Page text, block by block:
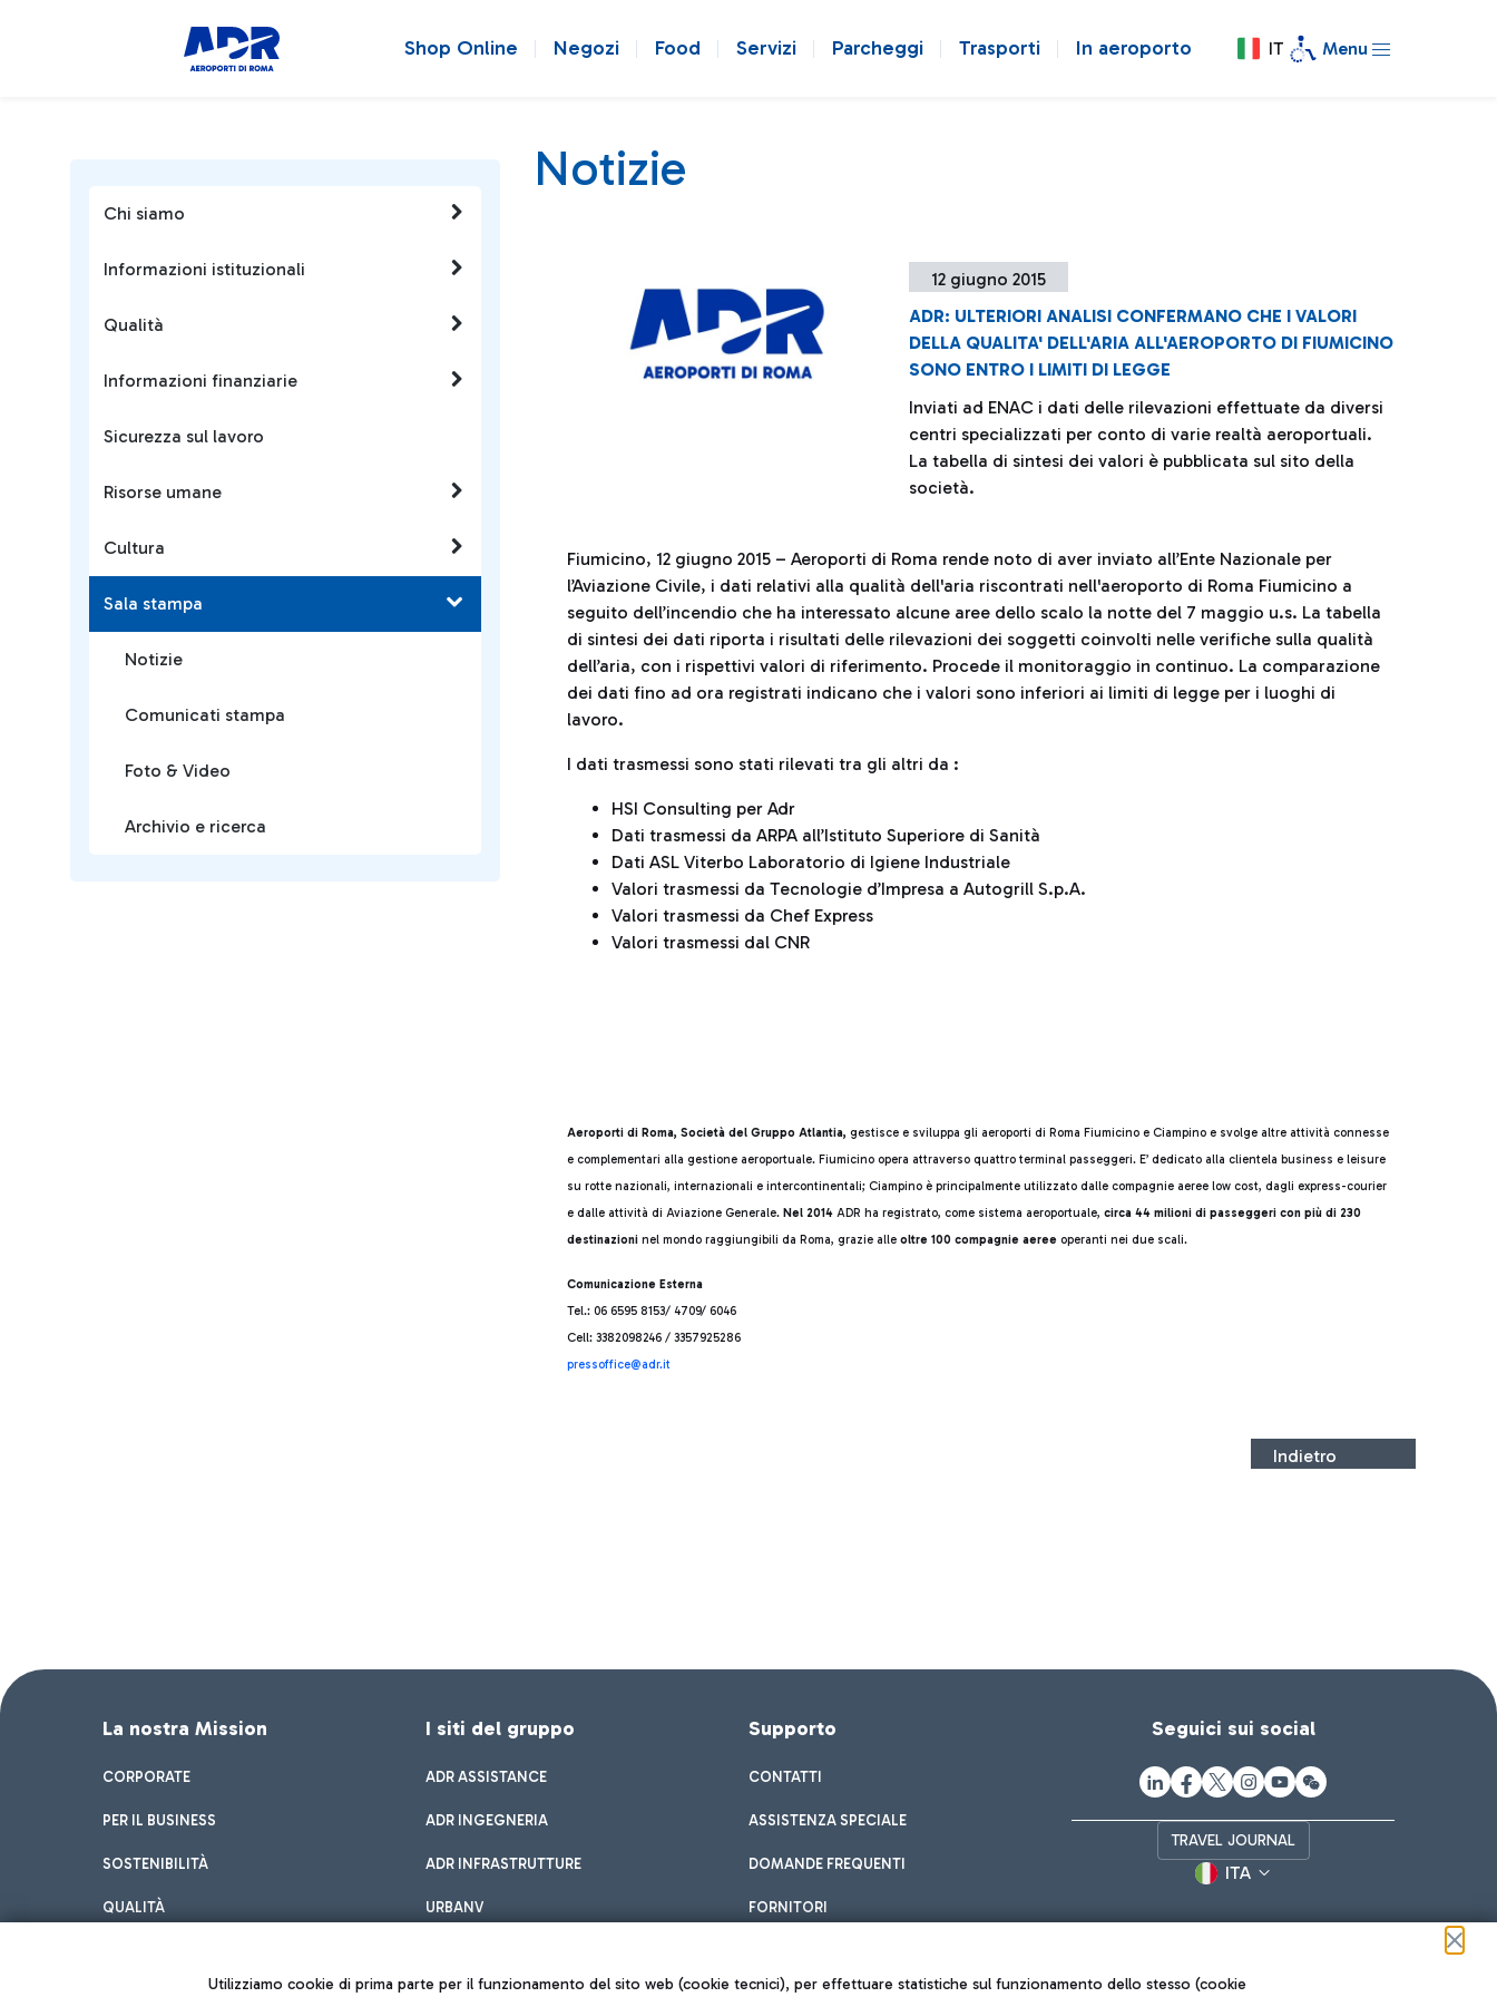
Shop Online Negozi Food Servizi Parcheggi Trasporti In aeroporto IT Menu
Chi siamo
Informazioni istituzionali
Qualità
Informazioni finanziarie
Sicurezza sul lavoro
Risorse umane
Cultura
Sala stampa
Notizie
Comunicati stampa
Foto & Video
Archivio e ricerca
Notizie
12 giugno 2015
ADR: ULTERIORI ANALISI CONFERMANO CHE I VALORI
DELLA QUALITA' DELL'ARIA ALL'AEROPORTO DI FIUMICINO
SONO ENTRO I LIMITI DI LEGGE
Inviati ad ENAC i dati delle rilevazioni effettuate da diversi
centri specializzati per conto di varie realtà aeroportuali.
La tabella di sintesi dei valori è pubblicata sul sito della
società.
Fiumicino, 12 giugno 2015 – Aeroporti di Roma rende noto di aver inviato all’Ente Nazionale per
l’Aviazione Civile, i dati relativi alla qualità dell'aria riscontrati nell'aeroporto di Roma Fiumicino a
seguito dell’incendio che ha interessato alcune aree dello scalo la notte del 7 maggio u.s. La tabella
di sintesi dei dati riporta i risultati delle rilevazioni dei soggetti coinvolti nelle verifiche sulla qualità
dell’aria, con i rispettivi valori di riferimento. Procede il monitoraggio in continuo. La comparazione
dei dati fino ad ora registrati indicano che i valori sono inferiori ai limiti di legge per i luoghi di
lavoro.
I dati trasmessi sono stati rilevati tra gli altri da :
HSI Consulting per Adr
Dati trasmessi da ARPA all’Istituto Superiore di Sanità
Dati ASL Viterbo Laboratorio di Igiene Industriale
Valori trasmessi da Tecnologie d’Impresa a Autogrill S.p.A.
Valori trasmessi da Chef Express
Valori trasmessi dal CNR
Aeroporti di Roma, Società del Gruppo Atlantia, gestisce e sviluppa gli aeroporti di Roma Fiumicino e Ciampino e svolge altre attività connesse
e complementari alla gestione aeroportuale. Fiumicino opera attraverso quattro terminal passeggeri. E’ dedicato alla clientela business e leisure
su rotte nazionali, internazionali e intercontinentali; Ciampino è principalmente utilizzato dalle compagnie aeree low cost, dagli express-courier
e dalle attività di Aviazione Generale. Nel 2014 ADR ha registrato, come sistema aeroportuale, circa 44 milioni di passeggeri con più di 230
destinazioni nel mondo raggiungibili da Roma, grazie alle oltre 100 compagnie aeree operanti nei due scali.
Comunicazione Esterna
Tel.: 06 6595 8153/ 4709/ 6046
Cell: 3382098246 / 3357925286
pressoffice@adr.it
Indietro
La nostra Mission
CORPORATE
PER IL BUSINESS
SOSTENIBILITÀ
QUALITÀ
I siti del gruppo
ADR ASSISTANCE
ADR INGEGNERIA
ADR INFRASTRUTTURE
URBANV
Supporto
CONTATTI
ASSISTENZA SPECIALE
DOMANDE FREQUENTI
FORNITORI
Seguici sui social
TRAVEL JOURNAL
ITA
Utilizziamo cookie di prima parte per il funzionamento del sito web (cookie tecnici), per effettuare statistiche sul funzionamento dello stesso (cookie